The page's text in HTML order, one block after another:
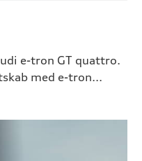
e-tron GT quattro.
med e-tron...